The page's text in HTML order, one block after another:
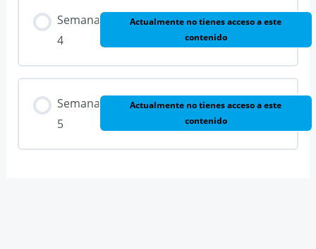
Semana
4
Actualmente no tienes acceso a este
contenido
Semana
5
Actualmente no tienes acceso a este
contenido